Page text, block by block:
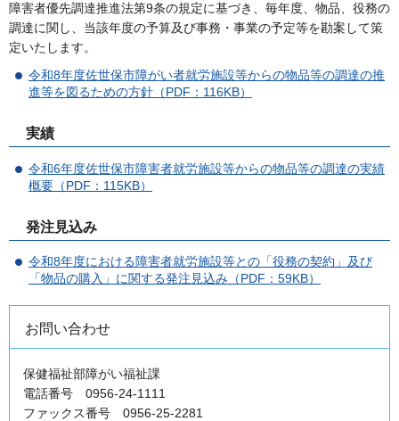
障害者優先調達推進法第9条の規定に基づき、毎年度、物品、役務の
調達に関し、当該年度の予算及び事務・事業の予定等を勘案して策
定いたします。
令和8年度佐世保市障がい者就労施設等からの物品等の調達の推
進等を図るための方針（PDF：116KB）
実績
令和6年度佐世保市障害者就労施設等からの物品等の調達の実績
概要（PDF：115KB）
発注見込み
令和8年度における障害者就労施設等との「役務の契約」及び
「物品の購入」に関する発注見込み（PDF：59KB）
お問い合わせ
保健福祉部障がい福祉課
電話番号 0956-24-1111
ファックス番号 0956-25-2281